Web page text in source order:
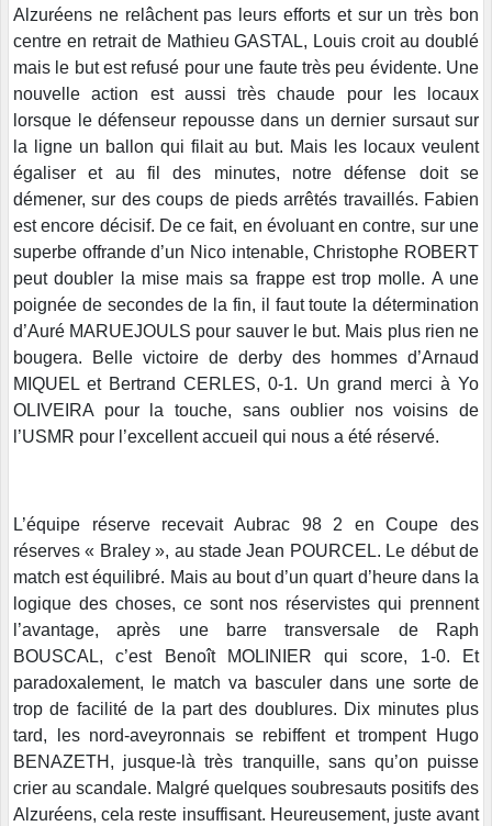
Alzuréens ne relâchent pas leurs efforts et sur un très bon
centre en retrait de Mathieu GASTAL, Louis croit au doublé
mais le but est refusé pour une faute très peu évidente. Une
nouvelle action est aussi très chaude pour les locaux
lorsque le défenseur repousse dans un dernier sursaut sur
la ligne un ballon qui filait au but. Mais les locaux veulent
égaliser et au fil des minutes, notre défense doit se
démener, sur des coups de pieds arrêtés travaillés. Fabien
est encore décisif. De ce fait, en évoluant en contre, sur une
superbe offrande d’un Nico intenable, Christophe ROBERT
peut doubler la mise mais sa frappe est trop molle. A une
poignée de secondes de la fin, il faut toute la détermination
d’Auré MARUEJOULS pour sauver le but. Mais plus rien ne
bougera. Belle victoire de derby des hommes d’Arnaud
MIQUEL et Bertrand CERLES, 0-1. Un grand merci à Yo
OLIVEIRA pour la touche, sans oublier nos voisins de
l’USMR pour l’excellent accueil qui nous a été réservé.
L’équipe réserve recevait Aubrac 98 2 en Coupe des
réserves « Braley », au stade Jean POURCEL. Le début de
match est équilibré. Mais au bout d’un quart d’heure dans la
logique des choses, ce sont nos réservistes qui prennent
l’avantage, après une barre transversale de Raph
BOUSCAL, c’est Benoît MOLINIER qui score, 1-0. Et
paradoxalement, le match va basculer dans une sorte de
trop de facilité de la part des doublures. Dix minutes plus
tard, les nord-aveyronnais se rebiffent et trompent Hugo
BENAZETH, jusque-là très tranquille, sans qu’on puisse
crier au scandale. Malgré quelques soubresauts positifs des
Alzuréens, cela reste insuffisant. Heureusement, juste avant